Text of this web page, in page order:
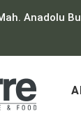
Anadolu